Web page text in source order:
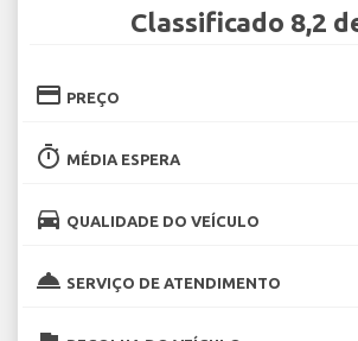
Classificado 8,2
credit_card PREÇO
timer MÉDIA ESPERA
directions_car QUALIDADE DO VEÍCULO
room_service SERVIÇO DE ATENDIMENTO